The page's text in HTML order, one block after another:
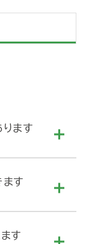
ます
す
す